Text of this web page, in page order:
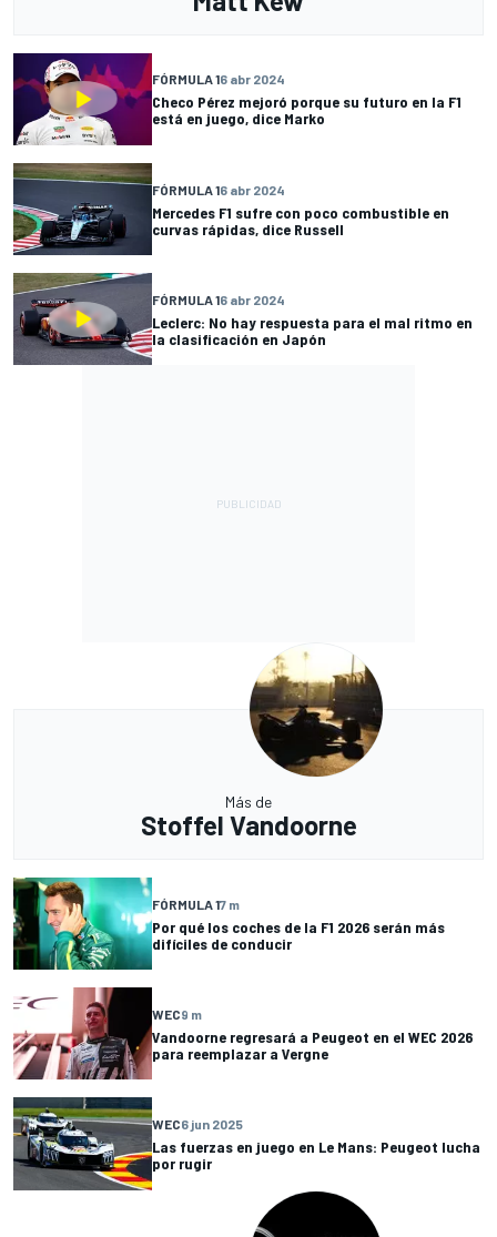
FÓRMULA 16 abr 2024
Checo Pérez mejoró porque su futuro en la F1
está en juego, dice Marko
FÓRMULA 16 abr 2024
Mercedes F1 sufre con poco combustible en
curvas rápidas, dice Russell
FÓRMULA 16 abr 2024
Leclerc: No hay respuesta para el mal ritmo en
la clasificación en Japón
Más de
Stoffel Vandoorne
FÓRMULA 17 m
Por qué los coches de la F1 2026 serán más
difíciles de conducir
WEC9 m
Vandoorne regresará a Peugeot en el WEC 2026
para reemplazar a Vergne
WEC6 jun 2025
Las fuerzas en juego en Le Mans: Peugeot lucha
por rugir